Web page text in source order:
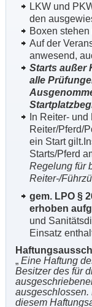
LKW und
den
Boxen
Auf der
anwesend,
Starts außer
alle
In Reiter-
Reiter/Pferd/
ein Start
Starts/Pferd
Regelung für
Reiter-/
gem. LPO §
erhoben
und
Einsatz
„ Eine Haftung
Besitzer des für
ausgeschlossen.
diesem